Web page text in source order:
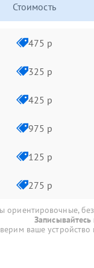
Стоимость
475 р
325 р
425 р
975 р
125 р
275 р
ориентировочные,
ваше устройство